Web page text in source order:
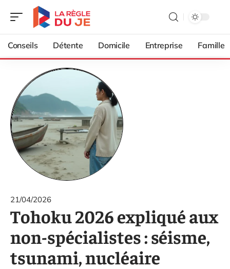
Conseils Détente Domicile Entreprise Famille
21/04/2026
Tohoku 2026 expliqué aux
non-spécialistes : séisme,
tsunami, nucléaire